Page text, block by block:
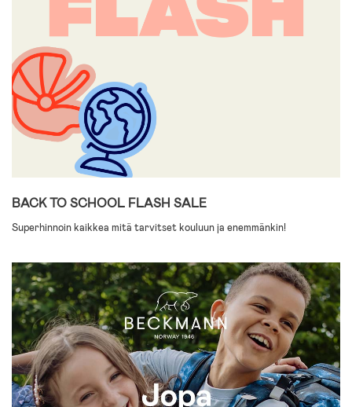
BACK TO SCHOOL FLASH SALE
Superhinnoin kaikkea mitä tarvitset kouluun ja enemmänkin!